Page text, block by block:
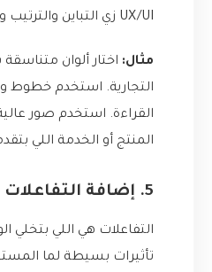
UX/UI زي التباين والترتيب والتوازن.
مثال: اختار ألوان
التجارية. استخدم
القراءة. استخدم صور
المنتج أو الخدمة اللي
5. إضافة التفاعلات (Interactions)
التفاعلات هي اللي بتخلي
تأثيرات بسيطة لما